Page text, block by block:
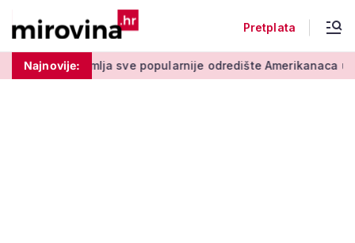
Pretplata
Najnovije:
sve popularnije odredište Amerikanaca u mirovini: Pruža